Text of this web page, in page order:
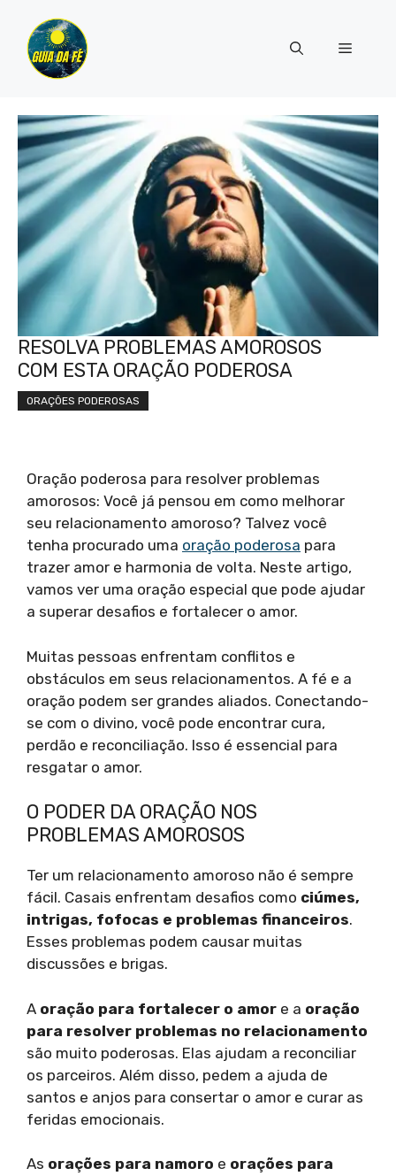
para
conteúdo
Menu
RESOLVA PROBLEMAS AMOROSOS
COM ESTA ORAÇÃO PODEROSA
ORAÇÕES PODEROSAS
Oração poderosa para resolver problemas
amorosos: Você já pensou em como melhorar
seu relacionamento amoroso? Talvez você
tenha procurado uma oração poderosa para
trazer amor e harmonia de volta. Neste artigo,
vamos ver uma oração especial que pode ajudar
a superar desafios e fortalecer o amor.
Muitas pessoas enfrentam conflitos e
obstáculos em seus relacionamentos. A fé e a
oração podem ser grandes aliados. Conectando-
se com o divino, você pode encontrar cura,
perdão e reconciliação. Isso é essencial para
resgatar o amor.
O PODER DA ORAÇÃO NOS
PROBLEMAS AMOROSOS
Ter um relacionamento amoroso não é sempre
fácil. Casais enfrentam desafios como ciúmes,
intrigas, fofocas e problemas financeiros.
Esses problemas podem causar muitas
discussões e brigas.
A oração para fortalecer o amor e a oração
para resolver problemas no relacionamento
são muito poderosas. Elas ajudam a reconciliar
os parceiros. Além disso, pedem a ajuda de
santos e anjos para consertar o amor e curar as
feridas emocionais.
As orações para namoro e orações para